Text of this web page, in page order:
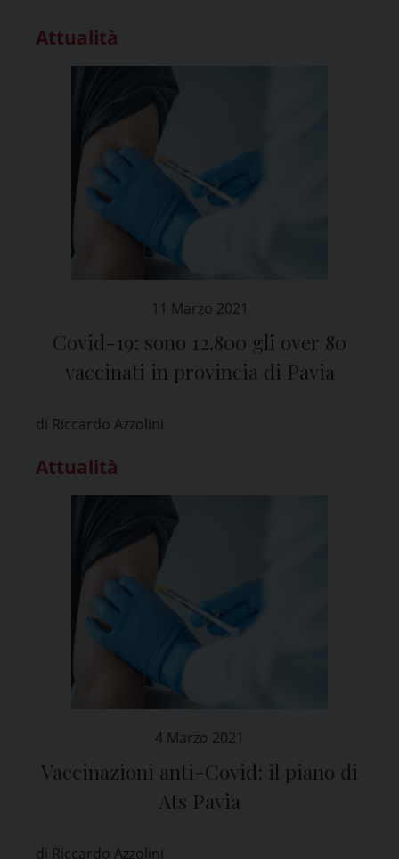
Attualità
11 Marzo 2021
Covid-19: sono 12.800 gli over 80
vaccinati in provincia di Pavia
di Riccardo Azzolini
Attualità
4 Marzo 2021
Vaccinazioni anti-Covid: il piano di
Ats Pavia
di Riccardo Azzolini